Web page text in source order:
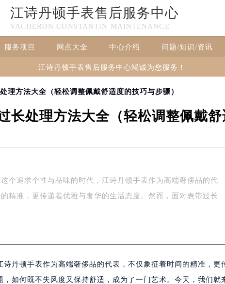
江诗丹顿手表售后服务中心
VACHERON CONSTANTIN MAINTENANCE
服务项目 网点大全 中心介绍 问题/知识/资讯
江诗丹顿手表售后服务中心竭诚为您服务！
理方法大全（轻松调整佩戴舒适度的技巧与步骤）
长处理方法大全（轻松调整佩戴舒
这个追求个性与品味的时代，江诗丹顿手表作为高端奢侈品的代
精准，更传递着优雅与奢华的生活态度。然而，面对表带过长
诗丹顿手表作为高端奢侈品的代表，不仅象征着时间的精准，更
如何既不失风度又保持舒适，成为了一门艺术。今天，我们就